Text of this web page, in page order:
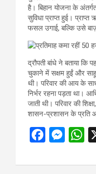
है। बिहान योजना के
सुविधा प्राप्त हुई।
फसल उगाई, बल्कि उसे
द्रौपती बांधे ने बताया
चुकाने में सक्षम हुईं और
थी। परिवार की आय के
निर्भर रहना पड़ता था।
जाती थी। परिवार की
शासन-प्रशासन के प्रति
F
ce
M
se